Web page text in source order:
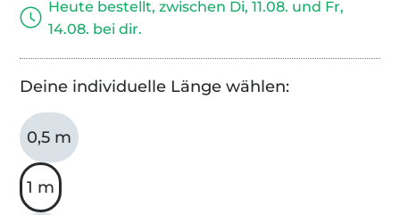
Heute bestellt, zwischen Di, 11.08. und Fr,
14.08. bei dir.
Deine individuelle Länge wählen:
0,5 m
1 m